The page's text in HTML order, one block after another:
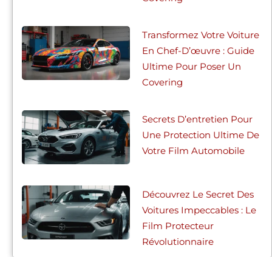
Transformez Votre Voiture
En Chef-D’œuvre : Guide
Ultime Pour Poser Un
Covering
Secrets D’entretien Pour
Une Protection Ultime De
Votre Film Automobile
Découvrez Le Secret Des
Voitures Impeccables : Le
Film Protecteur
Révolutionnaire